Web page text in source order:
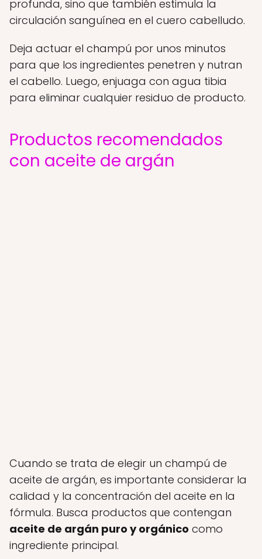
profunda, sino que también estimula la
circulación sanguínea en el cuero cabelludo.
Deja actuar el champú por unos minutos
para que los ingredientes penetren y nutran
el cabello. Luego, enjuaga con agua tibia
para eliminar cualquier residuo de producto.
Productos recomendados
con aceite de argán
Cuando se trata de elegir un champú de
aceite de argán, es importante considerar la
calidad y la concentración del aceite en la
fórmula. Busca productos que contengan
aceite de argán puro y orgánico como
ingrediente principal.